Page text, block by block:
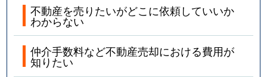
不動産を売りたいがどこに依頼していいか
わからない
仲介手数料など不動産売却における費用が
知りたい